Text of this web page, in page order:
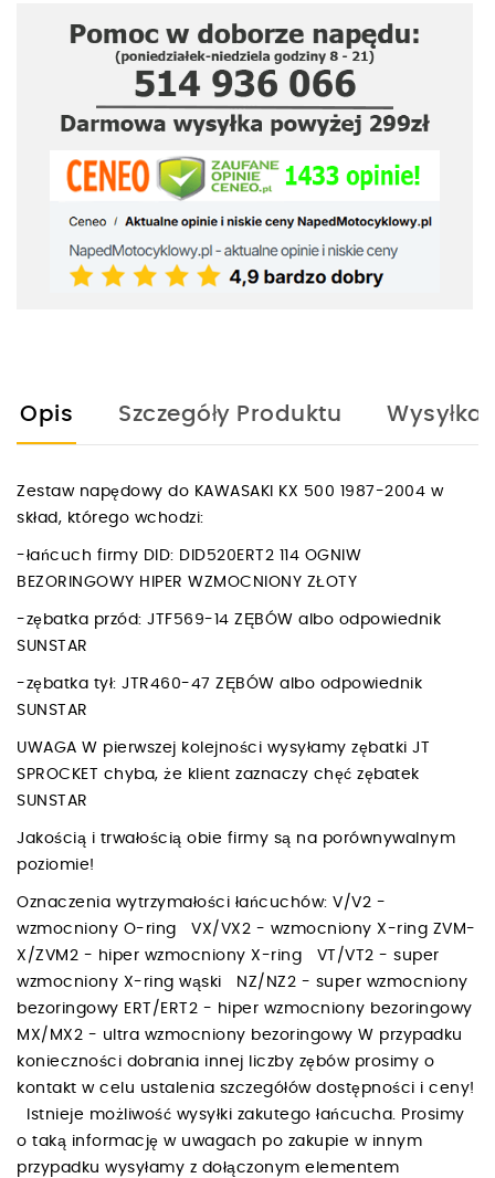
Opis Szczegóły Produktu Wysyłka
Zestaw napędowy do KAWASAKI KX 500 1987-2004 w
skład, którego wchodzi:
-łańcuch firmy DID: DID520ERT2 114 OGNIW
BEZORINGOWY HIPER WZMOCNIONY ZŁOTY
-zębatka przód: JTF569-14 ZĘBÓW albo odpowiednik
SUNSTAR
-zębatka tył: JTR460-47 ZĘBÓW albo odpowiednik
SUNSTAR
UWAGA W pierwszej kolejności wysyłamy zębatki JT
SPROCKET chyba, że klient zaznaczy chęć zębatek
SUNSTAR
Jakością i trwałością obie firmy są na porównywalnym
poziomie!
Oznaczenia wytrzymałości łańcuchów: V/V2 -
wzmocniony O-ring VX/VX2 - wzmocniony X-ring ZVM-
X/ZVM2 - hiper wzmocniony X-ring VT/VT2 - super
wzmocniony X-ring wąski NZ/NZ2 - super wzmocniony
bezoringowy ERT/ERT2 - hiper wzmocniony bezoringowy
MX/MX2 - ultra wzmocniony bezoringowy W przypadku
konieczności dobrania innej liczby zębów prosimy o
kontakt w celu ustalenia szczegółów dostępności i ceny!
Istnieje możliwość wysyłki zakutego łańcucha. Prosimy
o taką informację w uwagach po zakupie w innym
przypadku wysyłamy z dołączonym elementem